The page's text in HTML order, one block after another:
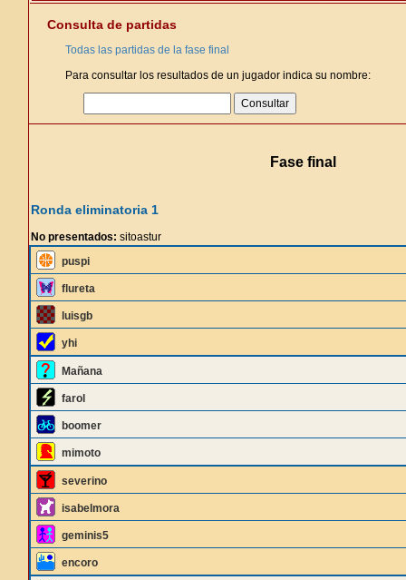
Consulta de partidas
Todas las partidas de la fase final
Para consultar los resultados de un jugador indica su nombre:
Fase final
Ronda eliminatoria 1
No presentados: sitoastur
puspi
flureta
luisgb
yhi
Mañana
farol
boomer
mimoto
severino
isabelmora
geminis5
encoro